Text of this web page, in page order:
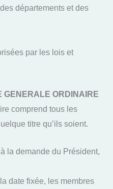
départements et des
par les lois et
GENERALE ORDINAIRE
comprend tous les
titre qu’ils soient.
la demande du Président,
date fixée, les membres